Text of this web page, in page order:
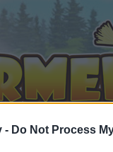
- Do Not Process